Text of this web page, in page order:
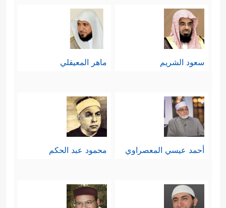
سعود الشريم ماهر المعيقلي
أحمد عيسي المعصراوي محمود عبد الحكم